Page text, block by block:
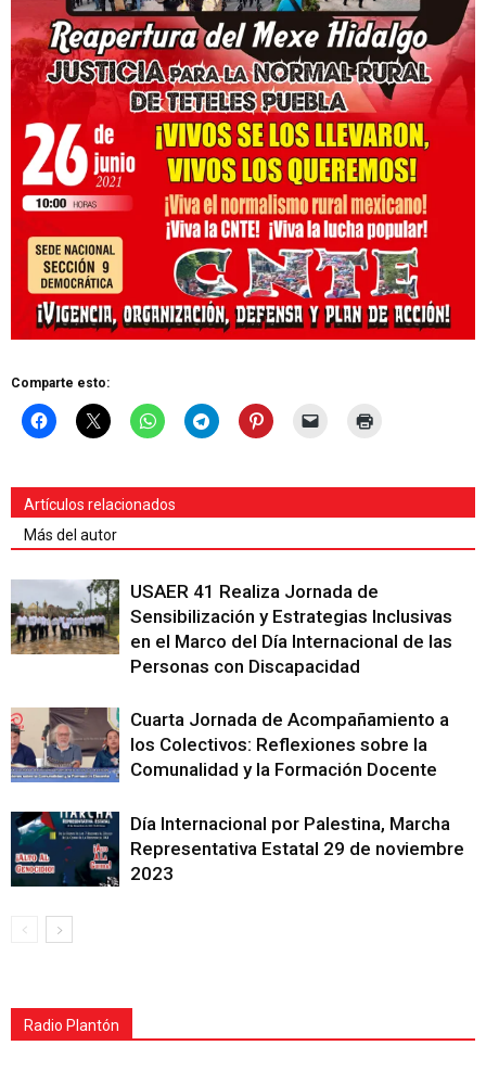
Comparte esto:
Artículos relacionados
Más del autor
USAER 41 Realiza Jornada de
Sensibilización y Estrategias Inclusivas
en el Marco del Día Internacional de las
Personas con Discapacidad
Cuarta Jornada de Acompañamiento a
los Colectivos: Reflexiones sobre la
Comunalidad y la Formación Docente
Día Internacional por Palestina, Marcha
Representativa Estatal 29 de noviembre
2023
Radio Plantón